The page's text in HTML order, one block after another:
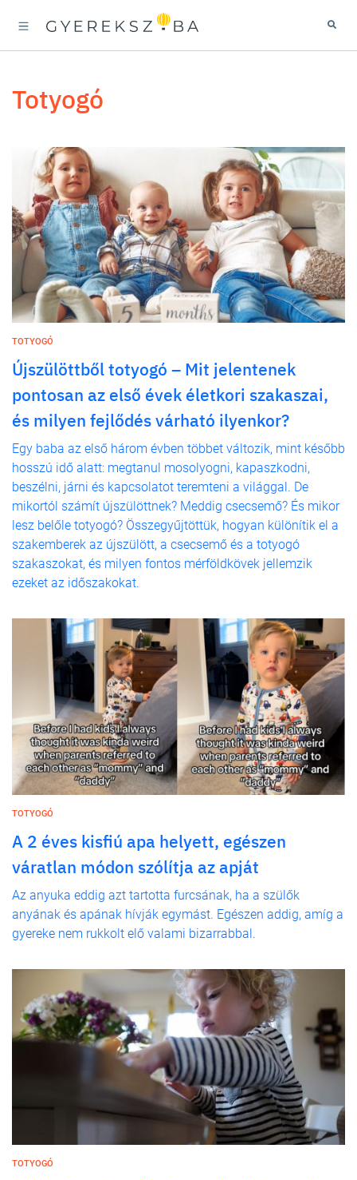
totyogó
TOTYOGÓ
Újszülöttből totyogó – Mit jelentenek
pontosan az első évek életkori szakaszai,
és milyen fejlődés várható ilyenkor?
Egy baba az első három évben többet változik, mint később
hosszú idő alatt: megtanul mosolyogni, kapaszkodni,
beszélni, járni és kapcsolatot teremteni a világgal. De
mikortól számít újszülöttnek? Meddig csecsemő? És mikor
lesz belőle totyogó? Összegyűjtöttük, hogyan különítik el a
szakemberek az újszülött, a csecsemő és a totyogó
szakaszokat, és milyen fontos mérföldkövek jellemzik
ezeket az időszakokat.
TOTYOGÓ
A 2 éves kisfiú apa helyett, egészen
váratlan módon szólítja az apját
Az anyuka eddig azt tartotta furcsának, ha a szülők
anyának és apának hívják egymást. Egészen addig, amíg a
gyereke nem rukkolt elő valami bizarrabbal.
TOTYOGÓ